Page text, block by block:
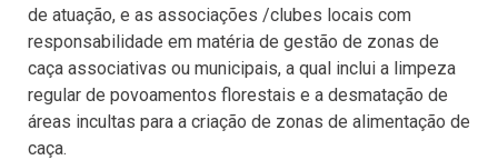
de atuação, e as associações /clubes locais com
responsabilidade em matéria de gestão de zonas de
caça associativas ou municipais, a qual inclui a limpeza
regular de povoamentos florestais e a desmatação de
áreas incultas para a criação de zonas de alimentação de
caça.